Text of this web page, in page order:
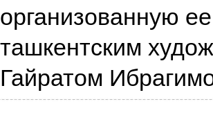
организованную
ташкентским
Гайратом